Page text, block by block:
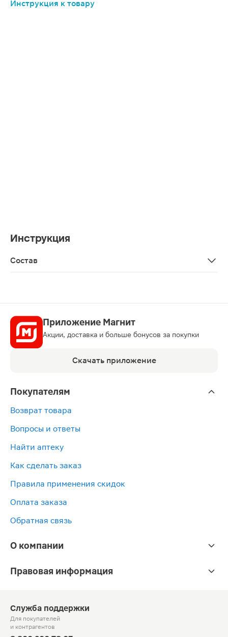
Инструкция к товару
Инструкция
Состав
Приложение Магнит
Акции, доставка и больше бонусов за покупки
Скачать приложение
Покупателям
Возврат товара
Вопросы и ответы
Найти аптеку
Как сделать заказ
Правила применения скидок
Оплата заказа
Обратная связь
О компании
Правовая информация
Служба поддержки
Для покупателей
и контрагентов